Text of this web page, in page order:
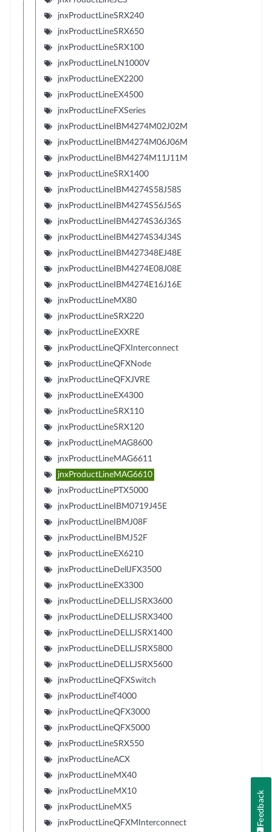
jnxProductLineSRX240
jnxProductLineSRX650
jnxProductLineSRX100
jnxProductLineLN1000V
jnxProductLineEX2200
jnxProductLineEX4500
jnxProductLineFXSeries
jnxProductLineIBM4274M02J02M
jnxProductLineIBM4274M06J06M
jnxProductLineIBM4274M11J11M
jnxProductLineSRX1400
jnxProductLineIBM4274S58J58S
jnxProductLineIBM4274S56J56S
jnxProductLineIBM4274S36J36S
jnxProductLineIBM4274S34J34S
jnxProductLineIBM427348EJ48E
jnxProductLineIBM4274E08J08E
jnxProductLineIBM4274E16J16E
jnxProductLineMX80
jnxProductLineSRX220
jnxProductLineEXXRE
jnxProductLineQFXInterconnect
jnxProductLineQFXNode
jnxProductLineQFXJVRE
jnxProductLineEX4300
jnxProductLineSRX110
jnxProductLineSRX120
jnxProductLineMAG8600
jnxProductLineMAG6611
jnxProductLineMAG6610
jnxProductLinePTX5000
jnxProductLineIBM0719J45E
jnxProductLineIBMJ08F
jnxProductLineIBMJ52F
jnxProductLineEX6210
jnxProductLineDellJFX3500
jnxProductLineEX3300
jnxProductLineDELLJSRX3600
jnxProductLineDELLJSRX3400
jnxProductLineDELLJSRX1400
jnxProductLineDELLJSRX5800
jnxProductLineDELLJSRX5600
jnxProductLineQFXSwitch
jnxProductLineT4000
jnxProductLineQFX3000
jnxProductLineQFX5000
jnxProductLineSRX550
jnxProductLineACX
jnxProductLineMX40
jnxProductLineMX10
jnxProductLineMX5
jnxProductLineQFXMInterconnect
Feedback